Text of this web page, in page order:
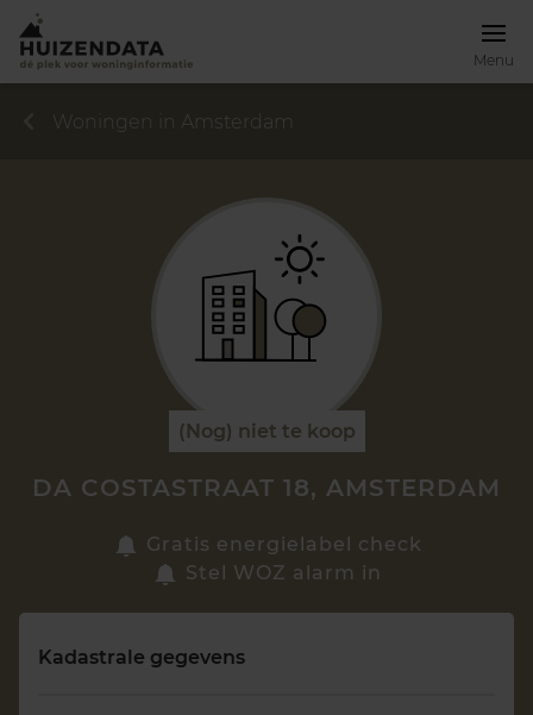
Menu
Zoek een woning
Woningen in Amsterdam
(Nog) niet te koop
DA COSTASTRAAT 18, AMSTERDAM
Gratis energielabel check
Stel WOZ alarm in
Kadastrale gegevens